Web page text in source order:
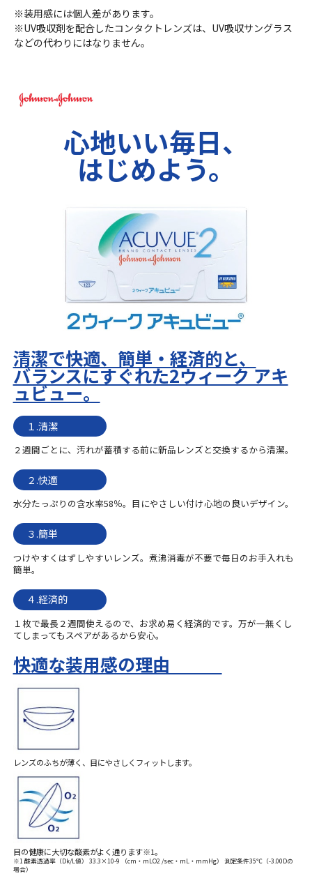
※装用感には個人差があります。
※UV吸収剤を配合したコンタクトレンズは、UV吸収サングラス
などの代わりにはなりません。
心地いい毎日、
はじめよう。
清潔で快適、簡単・経済的と、
バランスにすぐれた2ウィーク アキ
ュビュー。
１.清潔
２週間ごとに、汚れが蓄積する前に新品レンズと交換するから清潔。
２.快適
水分たっぷりの含水率58％。目にやさしい付け心地の良いデザイン。
３.簡単
つけやすくはずしやすいレンズ。煮沸消毒が不要で毎日のお手入れも
簡単。
４.経済的
１枚で最長２週間使えるので、お求め易く経済的です。万が一無くし
てしまってもスペアがあるから安心。
快適な装用感の理由
レンズのふちが薄く、目にやさしくフィットします。
目の健康に大切な酸素がよく通ります※1。
※1 酸素透過率（Dk/L値） 33.3×10-9 （cm・mLO2 /sec・mL・mmHg） 測定条件35℃（-3.00Dの
場合）